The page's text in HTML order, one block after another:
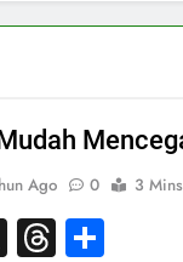
Ago 0 3 Mins
X Threads